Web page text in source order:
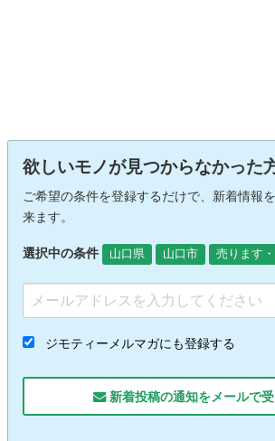
欲しいモノが見つからなかった
ご希望の条件を登録するだけで、新着情報
来ます。
選択中の条件 山口県 山口市 売ります
ジモティーメルマガにも登録する
新着投稿の通知をメールで